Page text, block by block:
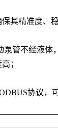
其精准度、稳
管不经液体
；
协议，